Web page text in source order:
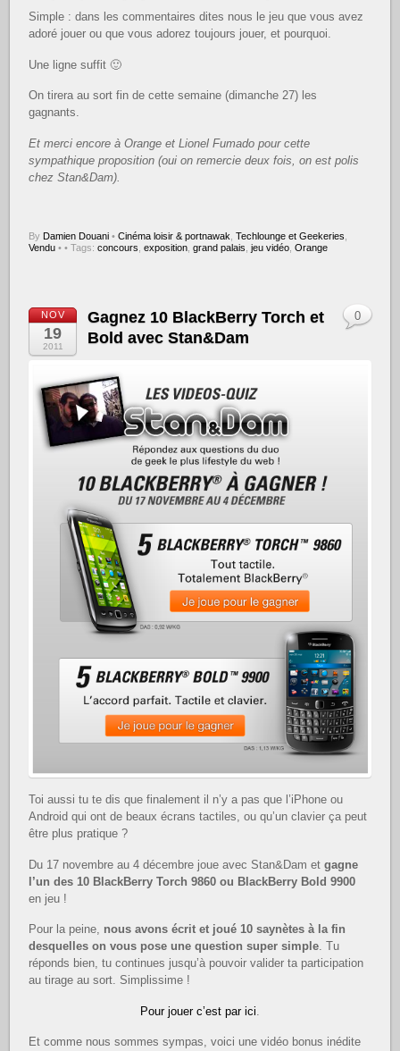
Simple : dans les commentaires dites nous le jeu que vous avez
adoré jouer ou que vous adorez toujours jouer, et pourquoi.
Une ligne suffit 🙂
On tirera au sort fin de cette semaine (dimanche 27) les
gagnants.
Et merci encore à Orange et Lionel Fumado pour cette
sympathique proposition (oui on remercie deux fois, on est polis
chez Stan&Dam).
By Damien Douani • Cinéma loisir & portnawak ,Techlounge et Geekeries
Vendu • • Tags:concours ,exposition ,grand palais ,jeu vidéo ,Orange
NOV
19
2011
Gagnez 10 BlackBerry Torch et
Bold avec Stan&Dam
Toi aussi tu te dis que finalement il n’y a pas que l’iPhone ou
Android qui ont de beaux écrans tactiles, ou qu’un clavier ça peut
être plus pratique ?
Du 17 novembre au 4 décembre joue avec Stan&Dam etgagne
l’un des 10 BlackBerry Torch 9860 ou BlackBerry Bold 9900
en jeu !
Pour la peine, nous avons écrit et joué 10 saynètes à la fin
desquelles on vous pose une question super simple. Tu
réponds bien, tu continues jusqu’à pouvoir valider ta participation
au tirage au sort. Simplissime !
Pour jouer c’est par ici
Et comme nous sommes sympas, voici une vidéo bonus inédite
0